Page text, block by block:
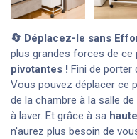
🔄 Déplacez-le sans
plus grandes forces de ce
pivotantes ! Fini de porter
Vous pouvez déplacer ce
de la chambre à la salle
à laver. Et grâce à sa
n'aurez plus besoin de